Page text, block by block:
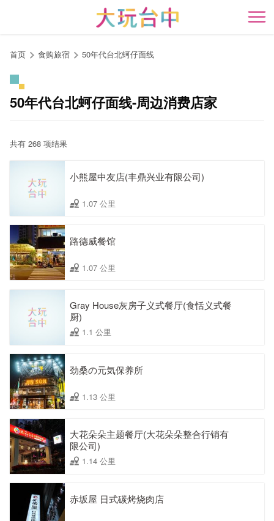
开
首页 食购旅宿 50年代台北蚵仔面线
50年代台北蚵仔面线-周边消费店家
共有 268 项结果
小熊屋中友店(丰鼎兴业有限公司)
1.07 公里
路德威餐馆
1.07 公里
Gray House灰房子义式餐厅(食恬义式餐
厨)
1.1 公里
劲桑の元気保养所
1.13 公里
大花朵朵主题餐厅(大花朵朵整合行销有
限公司)
1.14 公里
赤坂屋 日式碳烤烧肉店